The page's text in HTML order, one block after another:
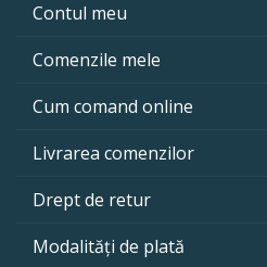
Contul meu
Comenzile mele
Cum comand online
Livrarea comenzilor
Drept de retur
Modalități de plată